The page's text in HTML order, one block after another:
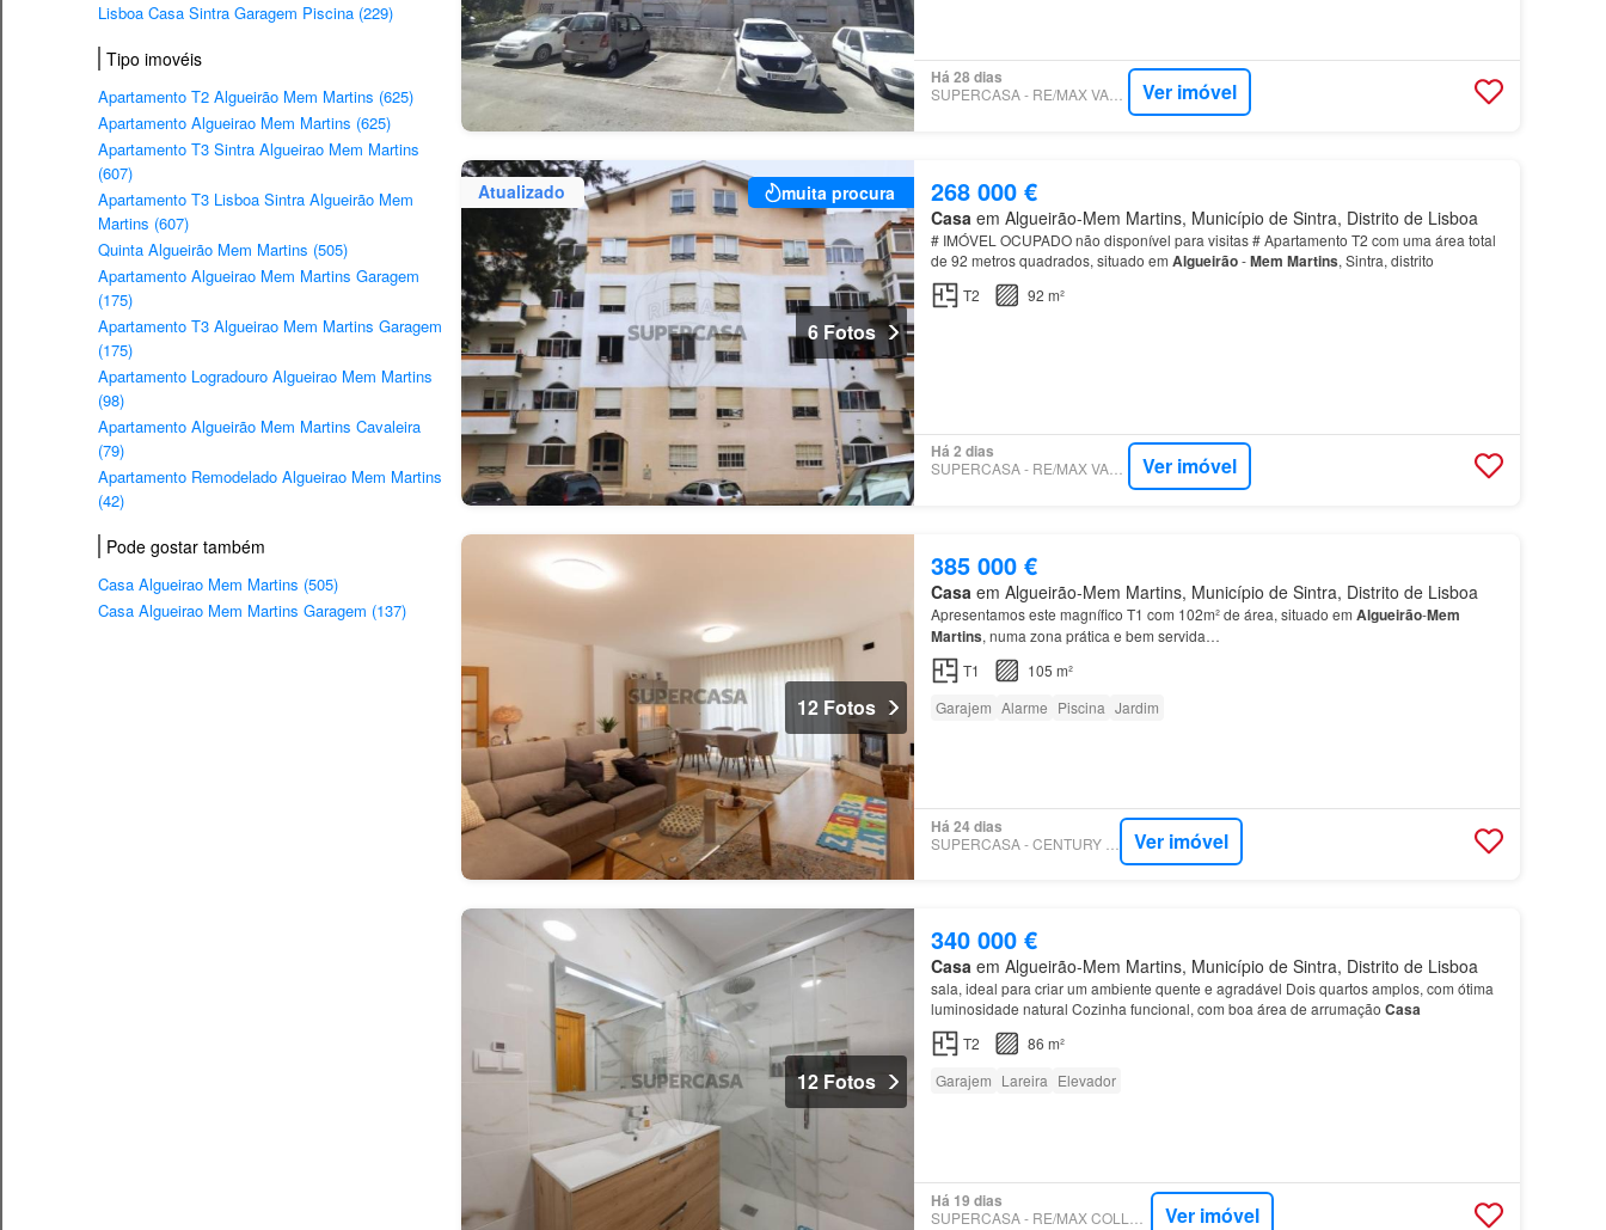
Lisboa Casa Sintra Garagem Piscina (229)
Tipo imovéis
Apartamento T2 Algueirão Mem Martins (625)
Apartamento Algueirao Mem Martins (625)
Apartamento T3 Sintra Algueirao Mem Martins
(607)
Apartamento T3 Lisboa Sintra Algueirão Mem
Martins (607)
Quinta Algueirão Mem Martins (505)
Apartamento Algueirao Mem Martins Garagem
(175)
Apartamento T3 Algueirao Mem Martins Garagem
(175)
Apartamento Logradouro Algueirao Mem Martins
(98)
Apartamento Algueirão Mem Martins Cavaleira
(79)
Apartamento Remodelado Algueirao Mem Martins
(42)
Pode gostar também
Casa Algueirao Mem Martins (505)
Casa Algueirao Mem Martins Garagem (137)
Há 28 dias
SUPERCASA - RE/MAX VANTAGEM MARKET Ver imóvel
Atualizado muita procura
6 Fotos
268 000 €
Casa em Algueirão-Mem Martins, Município de Sintra, Distrito de Lisboa
# IMÓVEL OCUPADO não disponível para visitas # Apartamento T2 com uma área total
de 92 metros quadrados, situado em Algueirão-Mem Martins, Sintra, distrito
T2
92 m²
Há 2 dias
SUPERCASA - RE/MAX VANTAGEM MARKET Ver imóvel
12 Fotos
385 000 €
Casa em Algueirão-Mem Martins, Município de Sintra, Distrito de Lisboa
Apresentamos este magnífico T1 com 102m² de área, situado em Algueirão-Mem
Martins, numa zona prática e bem servida…
T1
105 m²
Garajem Alarme Piscina Jardim
Há 24 dias
Ver imóvel
12 Fotos
340 000 €
Casaem Algueirão-Mem Martins, Município de Sintra, Distrito de Lisboa
sala, ideal para criar um ambiente quente e agradável Dois quartos amplos, com ótima
luminosidade natural Cozinha funcional, com boa área de arrumação Casa
T2
86 m²
Garajem Lareira Elevador
Há 19 dias
Ver imóvel